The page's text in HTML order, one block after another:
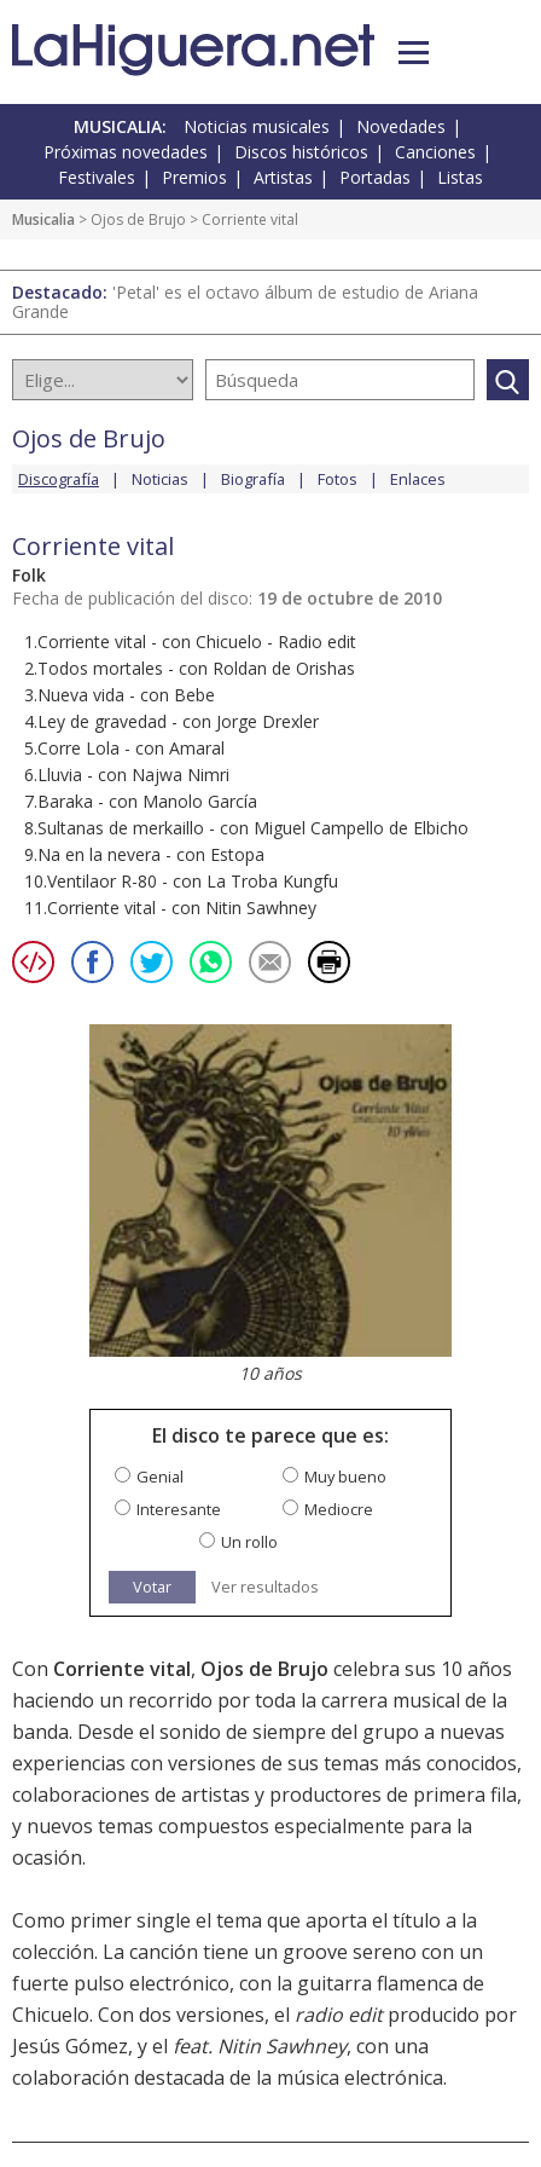
MUSICALIA: Noticias musicales
Novedades
Próximas novedades
Discos históricos
Canciones
Festivales
Premios Artistas Portadas Listas
Musicalia > Ojos de Brujo > Corriente vital
Destacado: 'Petal' es el octavo álbum de estudio de Ariana
Grande
Ojos de Brujo
Discografía Noticias Biografía Fotos Enlaces
Corriente vital
Folk
Fecha de publicación del disco: 19 de octubre de 2010
1.Corriente vital - con Chicuelo - Radio edit
2.Todos mortales - con Roldan de Orishas
3.Nueva vida - con Bebe
4.Ley de gravedad - con Jorge Drexler
5.Corre Lola - con Amaral
6.Lluvia - con Najwa Nimri
7.Baraka - con Manolo García
8.Sultanas de merkaillo - con Miguel Campello de Elbicho
9.Na en la nevera - con Estopa
10.Ventilaor R-80 - con La Troba Kungfu
11.Corriente vital - con Nitin Sawhney
10 años
El disco te parece que es:
Genial
Muy bueno
Interesante
Mediocre
Un rollo
Votar Ver resultados
Con Corriente vital, Ojos de Brujo celebra sus 10 años
haciendo un recorrido por toda la carrera musical de la
banda. Desde el sonido de siempre del grupo a nuevas
experiencias con versiones de sus temas más conocidos,
colaboraciones de artistas y productores de primera fila,
y nuevos temas compuestos especialmente para la
ocasión.
Como primer single el tema que aporta el título a la
colección. La canción tiene un groove sereno con un
fuerte pulso electrónico, con la guitarra flamenca de
Chicuelo. Con dos versiones, el radio editproducido por
Jesús Gómez, y el feat. Nitin Sawhney, con una
colaboración destacada de la música electrónica.